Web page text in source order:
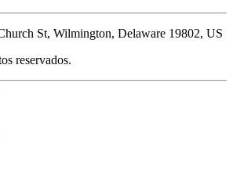
St, Wilmington, Delaware 19802, US
reservados.